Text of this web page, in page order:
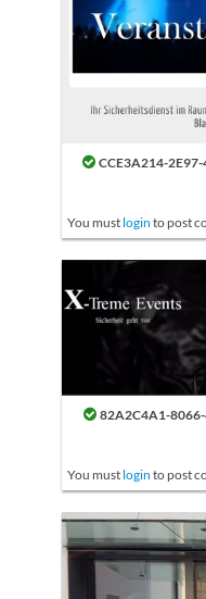
CCE3A214-
You must login to post
82A2C4A1-
You must login to post